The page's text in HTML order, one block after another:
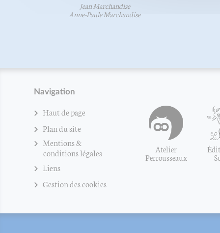
Jean Marchandise
Anne-Paule Marchandise
Navigation
Haut de page
Plan du site
Mentions &
conditions légales
Liens
Gestion des cookies
Atelier
Perrousseaux